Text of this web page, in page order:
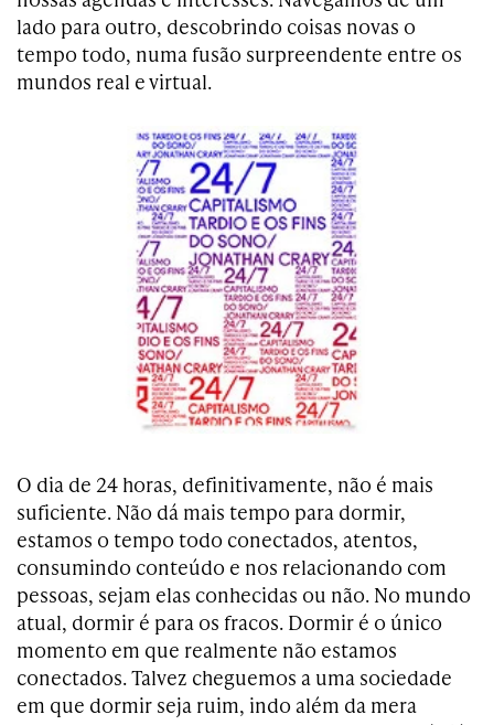
lado para outro, descobrindo coisas novas o
tempo todo, numa fusão surpreendente entre os
mundos real e virtual.
O dia de 24 horas, definitivamente, não é mais
suficiente. Não dá mais tempo para dormir,
estamos o tempo todo conectados, atentos,
consumindo conteúdo e nos relacionando com
pessoas, sejam elas conhecidas ou não. No mundo
atual, dormir é para os fracos. Dormir é o único
momento em que realmente não estamos
conectados. Talvez cheguemos a uma sociedade
em que dormir seja ruim, indo além da mera